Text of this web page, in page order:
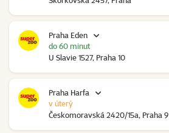
Praha Eden
U Slavie 1527, Praha 10
do 60 minut
Praha Harfa
Českomoravská 2420/15a, Praha 9
v úterý